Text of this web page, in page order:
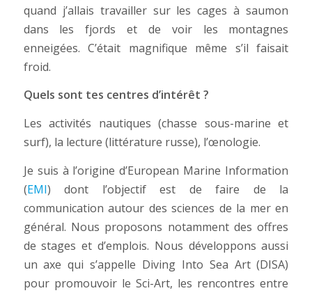
quand j’allais travailler sur les cages à saumon
dans les fjords et de voir les montagnes
enneigées. C’était magnifique même s’il faisait
froid.
Quels sont tes centres d’intérêt ?
Les activités nautiques (chasse sous-marine et
surf), la lecture (littérature russe), l’œnologie.
Je suis à l’origine d’European Marine Information
(EMI) dont l’objectif est de faire de la
communication autour des sciences de la mer en
général. Nous proposons notamment des offres
de stages et d’emplois. Nous développons aussi
un axe qui s’appelle Diving Into Sea Art (DISA)
pour promouvoir le Sci-Art, les rencontres entre